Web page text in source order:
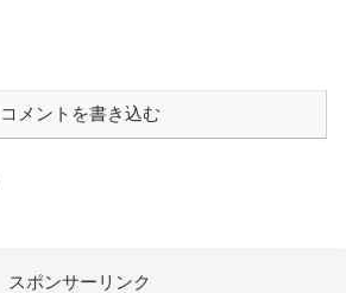
コメントを書き込む
スポンサーリンク